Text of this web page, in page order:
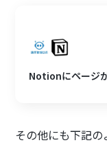
Notionにページ
その他にも下記